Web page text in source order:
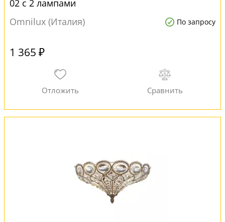
02 с 2 лампами
Omnilux (Италия)
По запросу
1 365 ₽